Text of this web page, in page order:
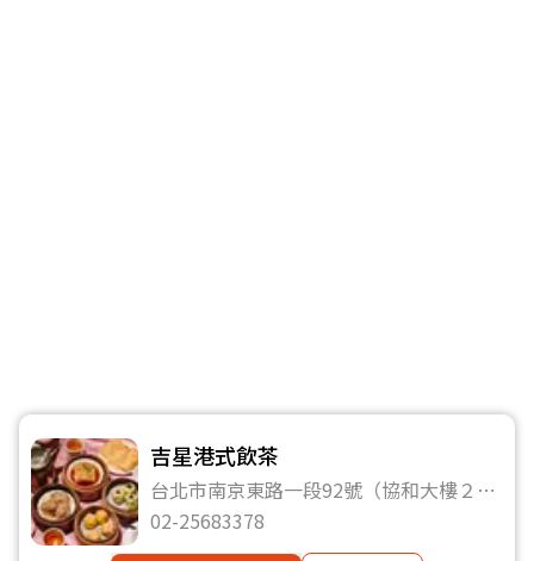
吉星港式飲茶
台北市南京東路一段92號（協和大樓２、
３樓）
02-25683378